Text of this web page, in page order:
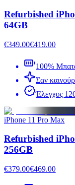
Refurbished
64GB
€349.00€419.00
100%
Σαν
Έλεγχος
iPhone 11 Pro Max
Refurbished
256GB
€379.00€469.00